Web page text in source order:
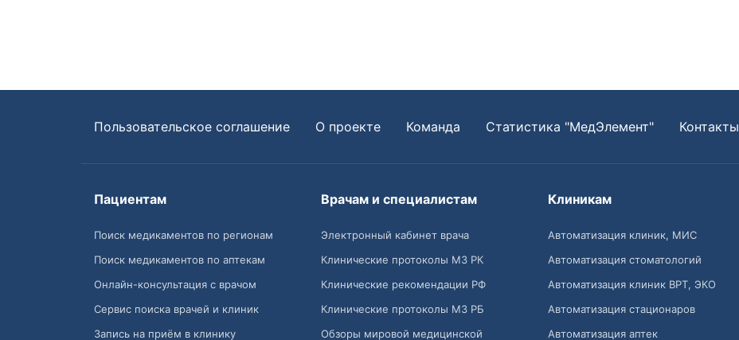
Пользовательское соглашение О проекте Команда Статистика "МедЭлемент" Контакты
Пациентам
Поиск медикаментов по регионам
Поиск медикаментов по аптекам
Онлайн-консультация с врачом
Сервис поиска врачей и клиник
Запись на приём в клинику
Врачам и специалистам
Электронный кабинет врача
Клинические протоколы МЗ РК
Клинические рекомендации РФ
Клинические протоколы МЗ РБ
Обзоры мировой медицинской
Клиникам
Автоматизация клиник, МИС
Автоматизация стоматологий
Автоматизация клиник ВРТ, ЭКО
Автоматизация стационаров
Автоматизация аптек